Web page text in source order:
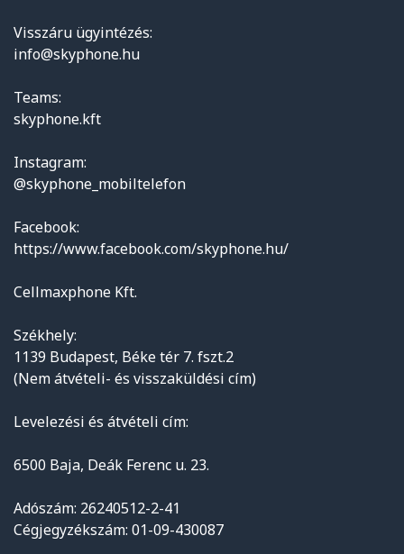
Visszáru ügyintézés:
info@skyphone.hu
Teams:
skyphone.kft
Instagram:
@skyphone_mobiltelefon
Facebook:
https://www.facebook.com/skyphone.hu/
Cellmaxphone Kft.
Székhely:
1139 Budapest, Béke tér 7. fszt.2
(Nem átvételi- és visszaküldési cím)
Levelezési és átvételi cím:
6500 Baja, Deák Ferenc u. 23.
Adószám: 26240512-2-41
Cégjegyzékszám: 01-09-430087